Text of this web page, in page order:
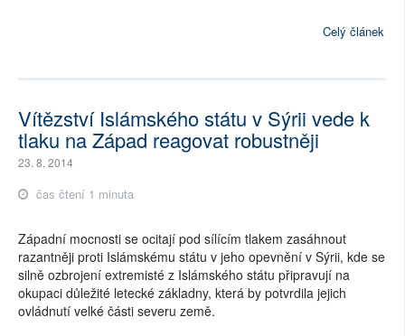
Celý článek
Vítězství Islámského státu v Sýrii vede k
tlaku na Západ reagovat robustněji
23. 8. 2014
čas čtení 1 minuta
Západní mocnosti se ocitají pod sílícím tlakem zasáhnout
razantněji proti Islámskému státu v jeho opevnění v Sýrii, kde se
silně ozbrojení extremisté z Islámského státu připravují na
okupaci důležité letecké základny, která by potvrdila jejich
ovládnutí velké části severu země.